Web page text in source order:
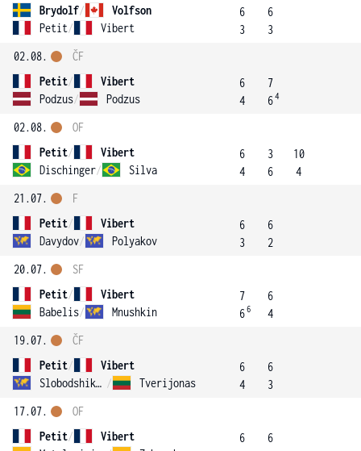
Brydolf/
Volfson
Petit/ Vibert
6
3
6
3
02.08.
Petit/
Vibert
Podzus/ Podzus
ČF
6
4
7
64
02.08.
Petit/
Vibert
Dischinger/ Silva
OF
6
4
3
6
10
4
21.07.
Petit/
Vibert
Davydov/ Polyakov
F
6
3
6
2
20.07.
Petit/
Vibert
Babelis/ Mnushkin
SF
7
66
6
4
19.07.
Petit/
Vibert
Slobodshikov / Tverijonas
ČF
6
4
6
3
17.07.
Petit/
Vibert
OF
6
6